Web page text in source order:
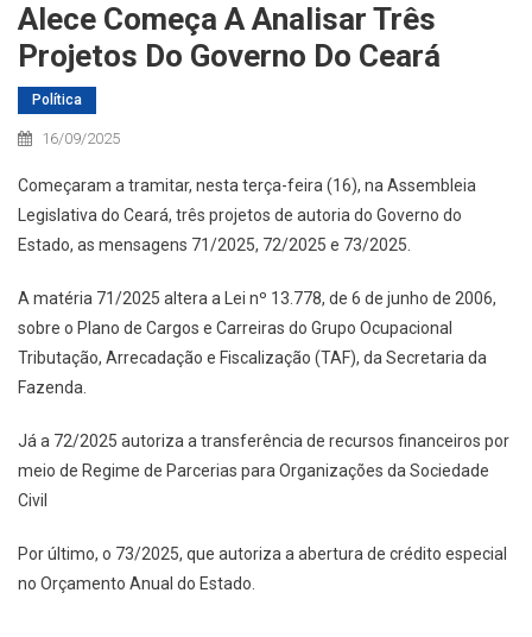
Alece Começa A Analisar Três
Projetos Do Governo Do Ceará
Política
16/09/2025
Começaram a tramitar, nesta terça-feira (16), na Assembleia
Legislativa do Ceará, três projetos de autoria do Governo do
Estado, as mensagens 71/2025, 72/2025 e 73/2025.
A matéria 71/2025 altera a Lei nº 13.778, de 6 de junho de 2006,
sobre o Plano de Cargos e Carreiras do Grupo Ocupacional
Tributação, Arrecadação e Fiscalização (TAF), da Secretaria da
Fazenda.
Já a 72/2025 autoriza a transferência de recursos financeiros por
meio de Regime de Parcerias para Organizações da Sociedade
Civil
Por último, o 73/2025, que autoriza a abertura de crédito especial
no Orçamento Anual do Estado.